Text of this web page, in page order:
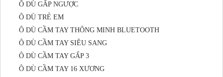
Ô DÙ GẤP NGƯỢC
Ô DÙ TRẺ EM
Ô DÙ CẦM TAY THÔNG MINH BLUETOOTH
Ô DÙ CẦM TAY SIÊU SANG
Ô DÙ CẦM TAY GẤP 3
Ô DÙ CẦM TAY 16 XƯƠNG